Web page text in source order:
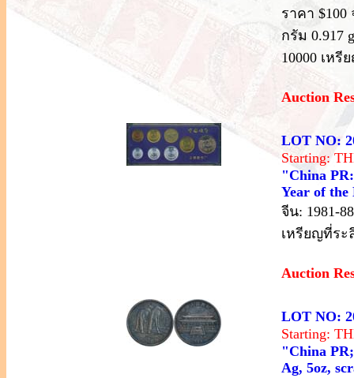
ราคา
กรัม 0.917
10000 เหรี
Auction
LOT NO:
Starting:
"China
Year of the
จีน: 1981-
เหรียญที่ระ
Auction
LOT NO:
Starting:
"China
Ag, 5oz,